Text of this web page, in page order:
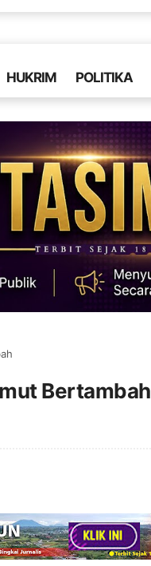
HUKRIM POLITIKA
Bertambah